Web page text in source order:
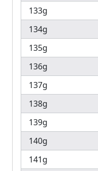
133g
134g
135g
136g
137g
138g
139g
140g
141g